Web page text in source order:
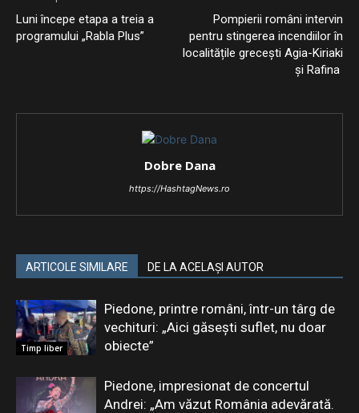
Luni începe etapa a treia a
programului „Rabla Plus”
Pompierii români intervin
pentru stingerea incendiilor în
localitățile grecești Agia-Kiriaki
și Rafina
Dobre Dana
https://HashtagNews.ro
ARTICOLE SIMILARE DE LA ACELAȘI AUTOR
Timp liber
Piedone, printre români, într-un târg de
vechituri: „Aici găsești suflet, nu doar
obiecte”
Piedone, impresionat de concertul
Andrei: „Am văzut România adevărată.